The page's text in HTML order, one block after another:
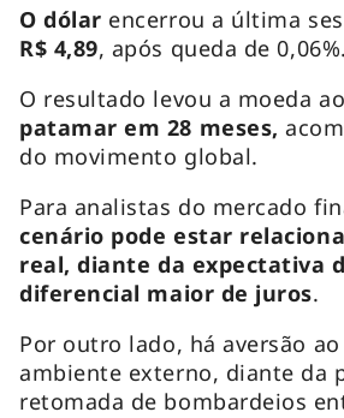
O dólar encerrou a última
R$ 4,89, após queda de 0,06%.
O resultado levou a moeda ao
patamar em 28 meses,
do movimento global.
Para analistas do mercado
cenário pode estar
real, diante da expectativa
diferencial maior de juros.
Por outro lado, há aversão
ambiente externo, diante da
retomada de bombardeios